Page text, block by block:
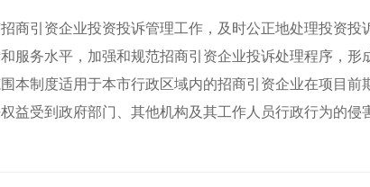
商引资企业投资投诉管理工作，及时公正地处理投资投
服务水平，加强和规范招商引资企业投诉处理程序，形
本制度适用于本市行政区域内的招商引资企业在项目前
益受到政府部门、其他机构及其工作人员行政行为的